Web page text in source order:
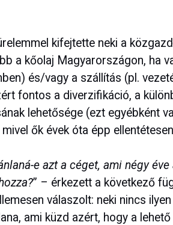
kifejtette neki a
a kőolaj Magyarországon, ha
és/vagy a szállítás (pl.
fontos a diverzifikáció, a
lehetősége (ezt egyébként
ők évek óta épp
e azt a céget, ami négy
” – érkezett a következő
válaszolt: neki nincs
ami küzd azért, hogy a